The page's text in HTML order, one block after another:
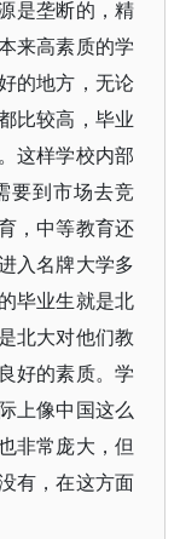
是垄断的，精
来高素质的学
的地方，无论
比较高，毕业
这样学校内部
要到市场去竞
，中等教育还
入名牌大学多
毕业生就是北
北大对他们教
好的素质。学
上像中国这么
非常庞大，但
有，在这方面